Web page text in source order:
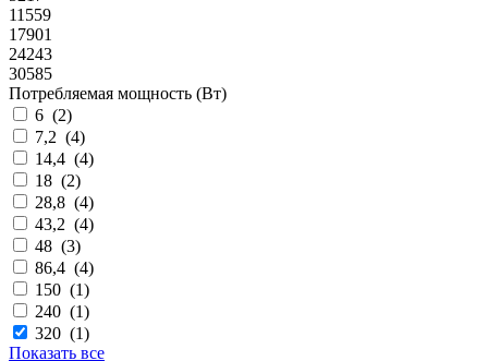
11559
17901
24243
30585
Потребляемая мощность (Вт)
6 (2)
7,2 (4)
14,4 (4)
18 (2)
28,8 (4)
43,2 (4)
48 (3)
86,4 (4)
150 (1)
240 (1)
320 (1)
Показать все